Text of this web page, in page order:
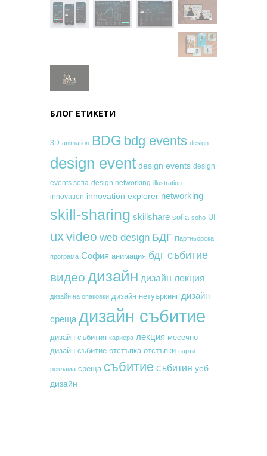
БЛОГ ЕТИКЕТИ
3D animation BDG bdg events design
design event design events design
events sofia design networking illustration
innovation innovation explorer networking
skill-sharing skillshare sofia soho UI
uxvideo web design БДГ Партньорска
програма София анимация бдг събитие
видео дизайн дизайн лекция
дизайн на опаковки дизайн нетуъркинг дизайн
среща дизайн събитие
дизайн събития кариера лекция месечно
дизайн събитие отстъпка отстъпки парти
реклама среща събитие събития уеб
дизайн